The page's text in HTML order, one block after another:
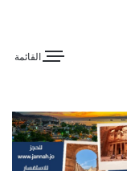
القائمة